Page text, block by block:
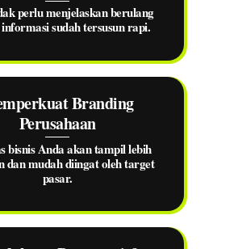
perlu menjelaskan berulang
sudah tersusun rapi.
Branding
Perusahaan
bisnis Anda akan tampil lebih
dan mudah diingat oleh target
pasar.